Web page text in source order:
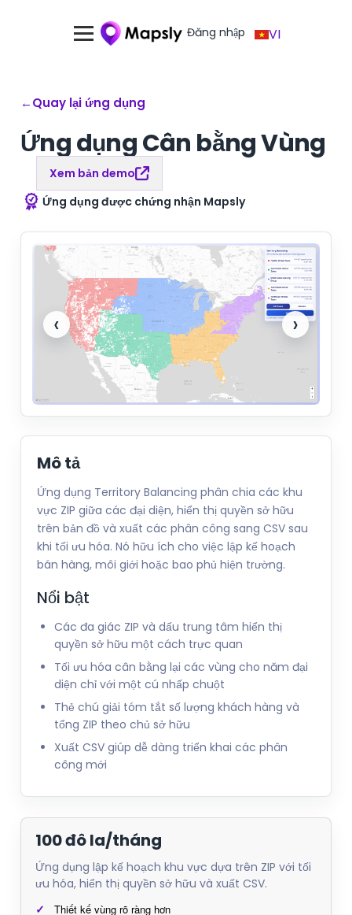
Đăng nhập VI
←Quay lại ứng dụng
Ứng dụng Cân bằng Vùng
Xem bản demo
Ứng dụng được chứng nhận Mapsly
‹ ›
Mô tả
Ứng dụng Territory Balancing phân chia các khu
vực ZIP giữa các đại diện, hiển thị quyền sở hữu
trên bản đồ và xuất các phân công sang CSV sau
khi tối ưu hóa. Nó hữu ích cho việc lập kế hoạch
bán hàng, môi giới hoặc bao phủ hiện trường.
Nổi bật
Các đa giác ZIP và dấu trung tâm hiển thị
quyền sở hữu một cách trực quan
Tối ưu hóa cân bằng lại các vùng cho năm đại
diện chỉ với một cú nhấp chuột
Thẻ chú giải tóm tắt số lượng khách hàng và
tổng ZIP theo chủ sở hữu
Xuất CSV giúp dễ dàng triển khai các phân
công mới
100 đô la/tháng
Ứng dụng lập kế hoạch khu vực dựa trên ZIP với tối
ưu hóa, hiển thị quyền sở hữu và xuất CSV.
Thiết kế vùng rõ ràng hơn